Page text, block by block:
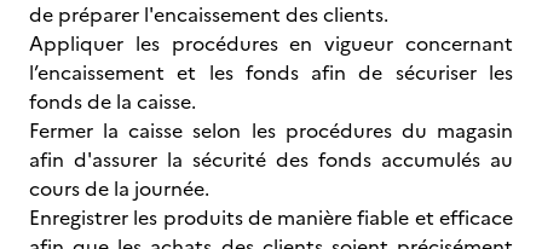
de préparer l'encaissement des clients.
Appliquer les procédures en vigueur concernant
l’encaissement et les fonds afin de sécuriser les
fonds de la caisse.
Fermer la caisse selon les procédures du magasin
afin d'assurer la sécurité des fonds accumulés au
cours de la journée.
Enregistrer les produits de manière fiable et efficace